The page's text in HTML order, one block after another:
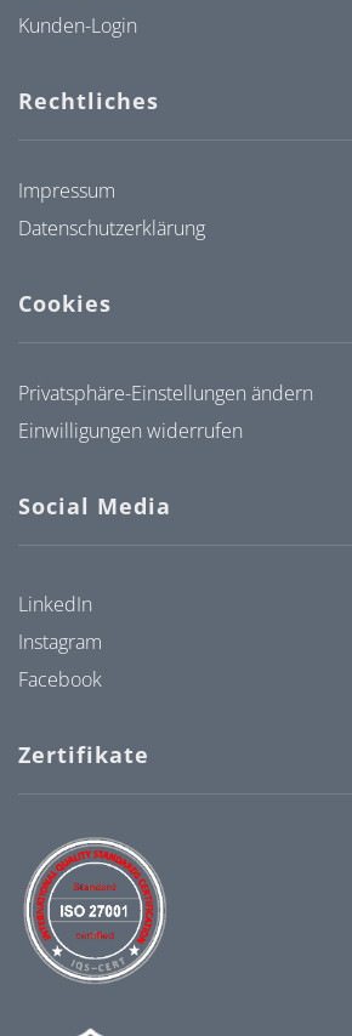
Kunden-Login
Rechtliches
Impressum
Datenschutzerklärung
Cookies
Privatsphäre-Einstellungen ändern
Einwilligungen widerrufen
Social Media
LinkedIn
Instagram
Facebook
Zertifikate